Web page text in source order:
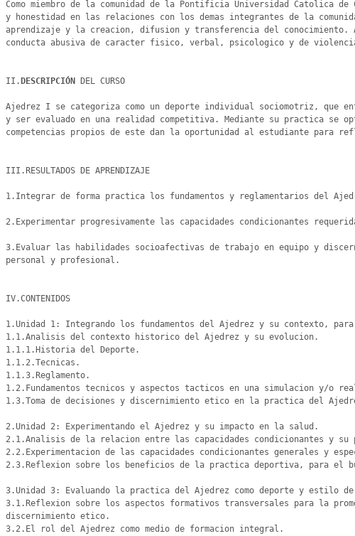
Como miembro de la comunidad de la Pontificia Universidad Catolica
y honestidad en las relaciones con los demas integrantes de la
aprendizaje y la creacion, difusion y transferencia del conocimiento.
conducta abusiva de caracter fisico, verbal, psicologico y de violencia
II. DESCRIPCIÓN DEL CURSO
Ajedrez I se categoriza como un deporte individual sociomotriz, que
y ser evaluado en una realidad competitiva. Mediante su practica se
competencias propios de este dan la oportunidad al estudiante para
III.RESULTADOS DE APRENDIZAJE
1.Integrar de forma practica los fundamentos y reglamentarios del
2.Experimentar progresivamente las capacidades condicionantes
3.Evaluar las habilidades socioafectivas de trabajo en equipo y
personal y profesional.
IV.CONTENIDOS
1.Unidad 1: Integrando los fundamentos del Ajedrez y su contexto,
1.1.Analisis del contexto historico del Ajedrez y su evolucion.
1.1.1.Historia del Deporte.
1.1.2.Tecnicas.
1.1.3.Reglamento.
1.2.Fundamentos tecnicos y aspectos tacticos en una simulacion y/o
1.3.Toma de decisiones y discernimiento etico en la practica del
2.Unidad 2: Experimentando el Ajedrez y su impacto en la salud.
2.1.Analisis de la relacion entre las capacidades condicionantes y su
2.2.Experimentacion de las capacidades condicionantes generales y
2.3.Reflexion sobre los beneficios de la practica deportiva, para el
3.Unidad 3: Evaluando la practica del Ajedrez como deporte y estilo
3.1.Reflexion sobre los aspectos formativos transversales para la
discernimiento etico.
3.2.El rol del Ajedrez como medio de formacion integral.